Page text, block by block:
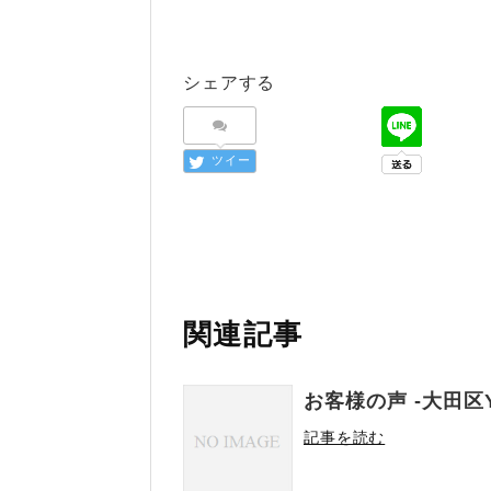
シェアする
ツイー
関連記事
お客様の声 -大田区
記事を読む